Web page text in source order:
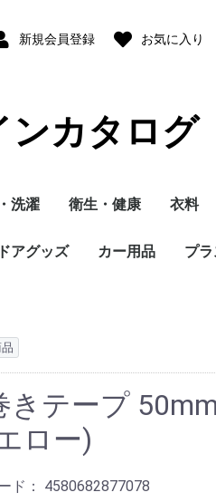
新規会員登録 お気に入り
ンカタログ
洗濯 衛生・健康 衣料
アグッズ カー用品 プ
きテープ
ロー)
ド： 4580682877078